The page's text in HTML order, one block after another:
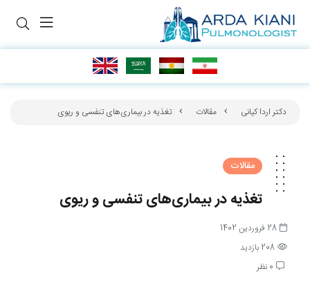
دکتر اردا کیانی مقالات تغذیه در بیماری‌های تنفسی و ریوی
مقالات
تغذیه در بیماری‌های تنفسی و ریوی
28 فروردین 1402
208 بازدید
0 نظر